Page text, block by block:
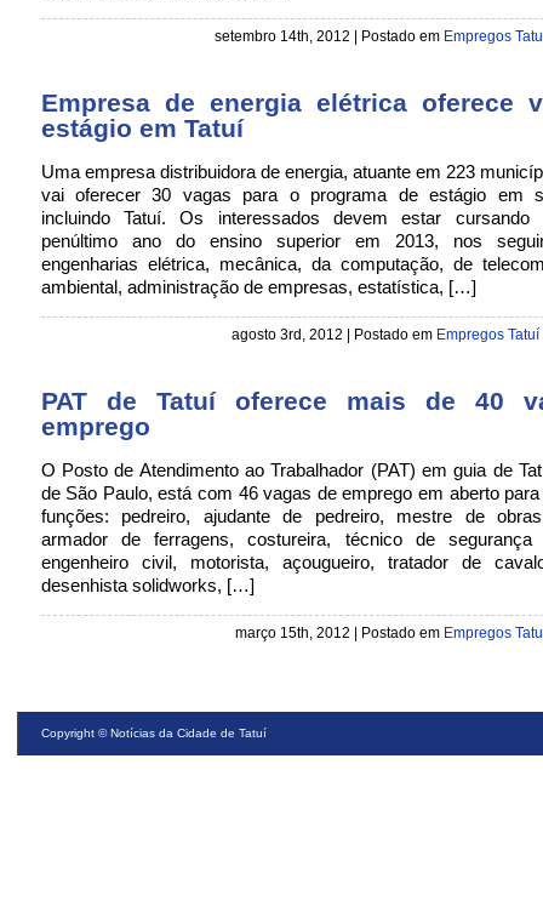
setembro 14th, 2012 | Postado em Empregos
Empresa de energia elétrica oferece
estágio em Tatuí
Uma empresa distribuidora de energia, atuante em 223
vai oferecer 30 vagas para o programa de estágio em
incluindo Tatuí. Os interessados devem estar
penúltimo ano do ensino superior em 2013, nos
engenharias elétrica, mecânica, da computação, de
ambiental, administração de empresas, estatística, […]
agosto 3rd, 2012 | Postado em Empregos Tatuí
PAT de Tatuí oferece mais de 40
emprego
O Posto de Atendimento ao Trabalhador (PAT) em guia de
de São Paulo, está com 46 vagas de emprego em aberto
funções: pedreiro, ajudante de pedreiro, mestre de
armador de ferragens, costureira, técnico de segurança
engenheiro civil, motorista, açougueiro, tratador de
desenhista solidworks, […]
março 15th, 2012 | Postado em Empregos
Copyright ©Notícias da Cidade de Tatuí